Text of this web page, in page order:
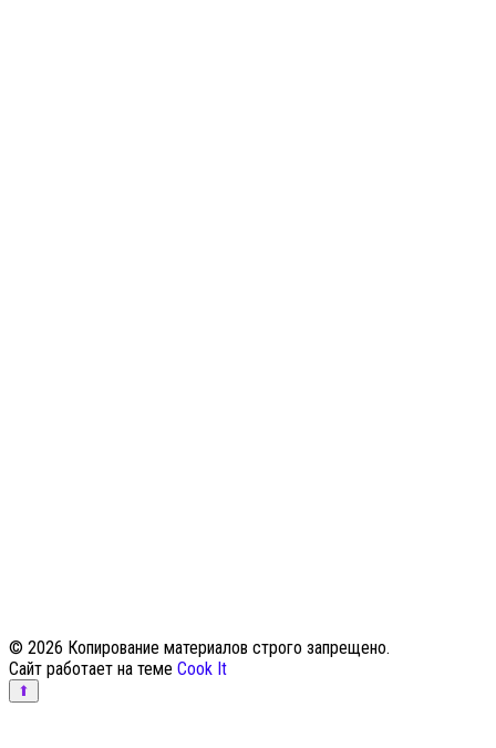
© 2026 Копирование материалов строго запрещено.
Сайт работает на теме Cook It